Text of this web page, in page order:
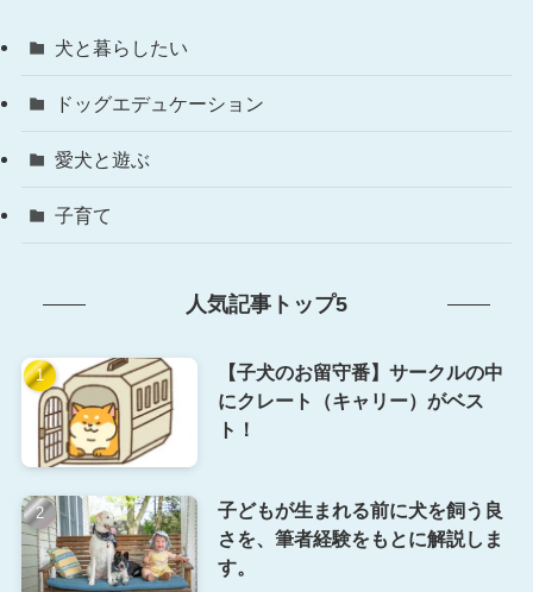
犬と暮らしたい
ドッグエデュケーション
愛犬と遊ぶ
子育て
人気記事トップ5
【子犬のお留守番】サークルの中
にクレート（キャリー）がベス
ト！
子どもが生まれる前に犬を飼う良
さを、筆者経験をもとに解説しま
す。